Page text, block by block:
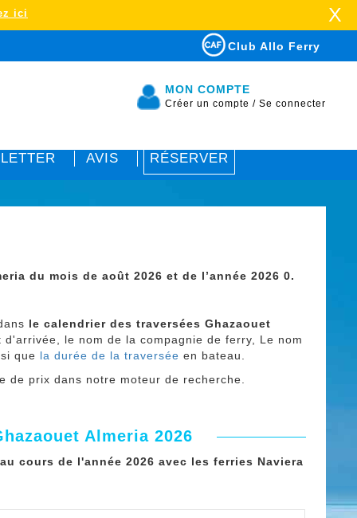
Club Allo Ferry
MON COMPTE
Créer un compte / Se connecter
AVIS RÉSERVER
ici X
du mois de août 2026 et de l’année 2026 0.
le calendrier des traversées Ghazaouet
le nom de la compagnie de ferry, Le nom
que la durée de la traversée en bateau.
prix dans notre moteur de recherche.
Almeria 2026
cours de l'année 2026 avec les ferries Naviera